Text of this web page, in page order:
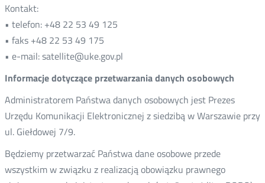
Kontakt:
• telefon: +48 22 53 49 125
• faks +48 22 53 49 175
• e-mail: satellite@uke.gov.pl
Informacje dotyczące przetwarzania danych osobowych
Administratorem Państwa danych osobowych jest Prezes
Urzędu Komunikacji Elektronicznej z siedzibą w Warszawie przy
ul. Giełdowej 7/9.
Będziemy przetwarzać Państwa dane osobowe przede
wszystkim w związku z realizacją obowiązku prawnego